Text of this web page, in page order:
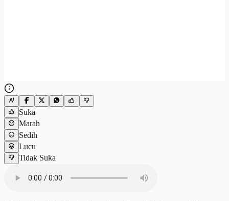
Suka
Marah
Sedih
Lucu
Tidak Suka